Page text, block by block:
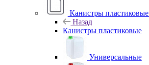
Канистры пластиковые
Назад
Канистры пластиковые
Универсальные